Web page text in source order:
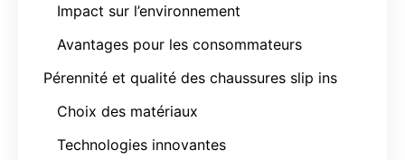
Impact sur l’environnement
Avantages pour les consommateurs
Pérennité et qualité des chaussures slip ins
Choix des matériaux
Technologies innovantes